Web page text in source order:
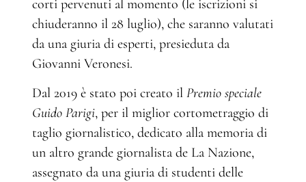
corti pervenuti al momento (le iscrizioni si
chiuderanno il 28 luglio), che saranno valutati
da una giuria di esperti, presieduta da
Giovanni Veronesi.
Dal 2019 è stato poi creato il Premio speciale
Guido Parigi, per il miglior cortometraggio di
taglio giornalistico, dedicato alla memoria di
un altro grande giornalista de La Nazione,
assegnato da una giuria di studenti delle